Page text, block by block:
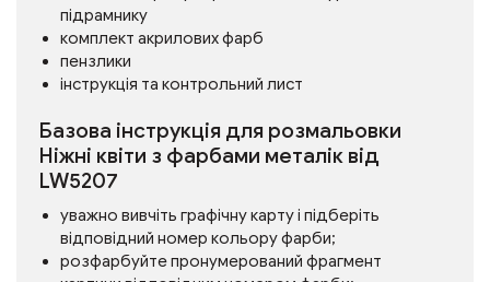
підрамнику
комплект акрилових фарб
пензлики
інструкція та контрольний лист
Базова інструкція для розмальовки
Ніжні квіти з фарбами металік від
LW5207
уважно вивчіть графічну карту і підберіть
відповідний номер кольору фарби;
розфарбуйте пронумерований фрагмент